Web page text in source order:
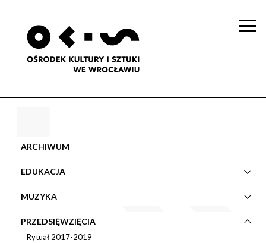
ARCHIWUM
EDUKACJA
MUZYKA
PRZEDSIĘWZIĘCIA
Rytuał 2017-2019